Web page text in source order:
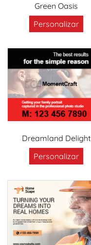
Green Oasis
Personalizar
Dreamland Delight
Personalizar